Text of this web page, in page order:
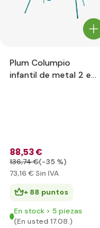
Plum Columpio
infantil de metal 2 en
88,53 €
136,74 €(-35 %)
73,16 € Sin IVA
+ 88 puntos
En stock > 5 piezas
(En usted 17.08.)